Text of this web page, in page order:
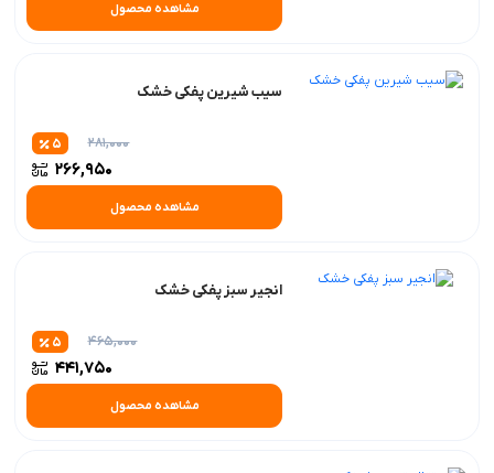
مشاهده محصول
سیب شیرین پفکی خشک
281,000
266,950
5
مشاهده محصول
انجیر سبز پفکی خشک
465,000
441,750
5
مشاهده محصول